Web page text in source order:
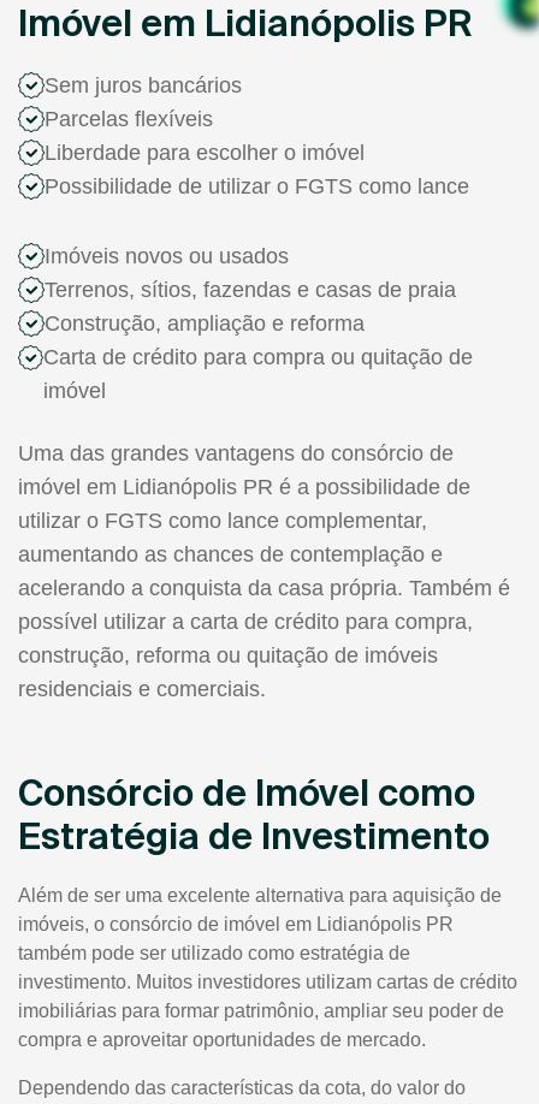
Imóvel em Lidianópolis PR
Sem juros bancários
Parcelas flexíveis
Liberdade para escolher o imóvel
Possibilidade de utilizar o FGTS como lance
Imóveis novos ou usados
Terrenos, sítios, fazendas e casas de praia
Construção, ampliação e reforma
Carta de crédito para compra ou quitação de
imóvel
Uma das grandes vantagens do consórcio de
imóvel em Lidianópolis PR é a possibilidade de
utilizar o FGTS como lance complementar,
aumentando as chances de contemplação e
acelerando a conquista da casa própria. Também é
possível utilizar a carta de crédito para compra,
construção, reforma ou quitação de imóveis
residenciais e comerciais.
Consórcio de Imóvel como
Estratégia de Investimento
Além de ser uma excelente alternativa para aquisição de
imóveis, o consórcio de imóvel em Lidianópolis PR
também pode ser utilizado como estratégia de
investimento. Muitos investidores utilizam cartas de crédito
imobiliárias para formar patrimônio, ampliar seu poder de
compra e aproveitar oportunidades de mercado.
Dependendo das características da cota, do valor do